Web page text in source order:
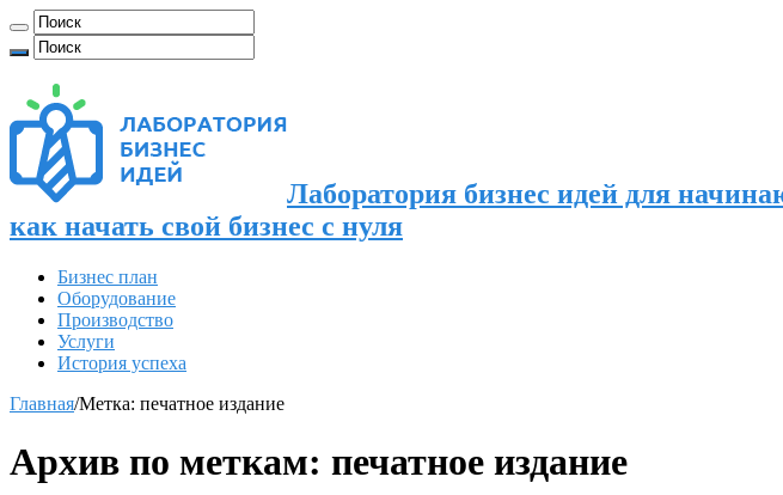
Лаборатория бизнес идей для
как начать свой бизнес с нуля
Бизнес план
Оборудование
Производство
Услуги
История успеха
Главная/Метка: печатное издание
Архив по меткам: печатное издание